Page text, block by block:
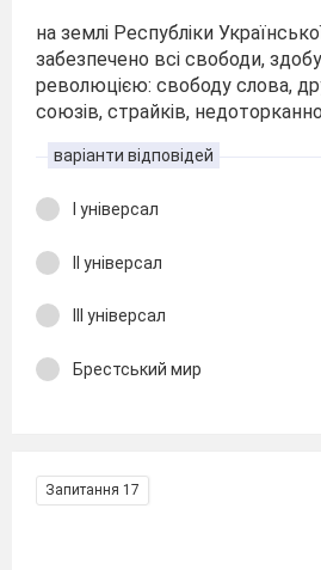
на землі Республіки
забезпечено всі свободи,
революцією: свободу слова,
союзів, страйків,
варіанти відповідей
І універсал
ІІ універсал
ІІІ універсал
Брестський мир
Запитання 17